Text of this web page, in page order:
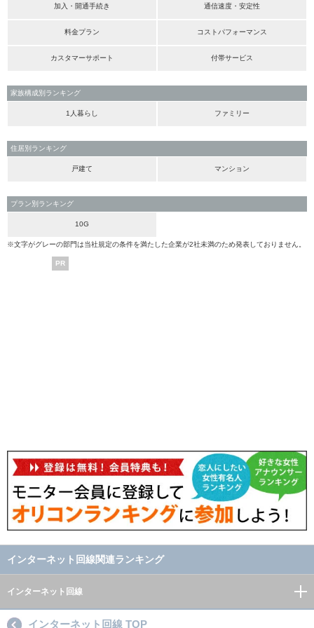
加入・開通手続き 通信速度・安定性
料金プラン コストパフォーマンス
カスタマーサポート 付帯サービス
家族構成別ランキング
1人暮らし ファミリー
住居別ランキング
戸建て マンション
プラン別ランキング
10G
※文字がグレーの部門は当社規定の条件を満たした企業が2社未満のため発表しておりません。
PR
インターネット回線関連ランキング
インターネット回線
インターネット回線 TOP